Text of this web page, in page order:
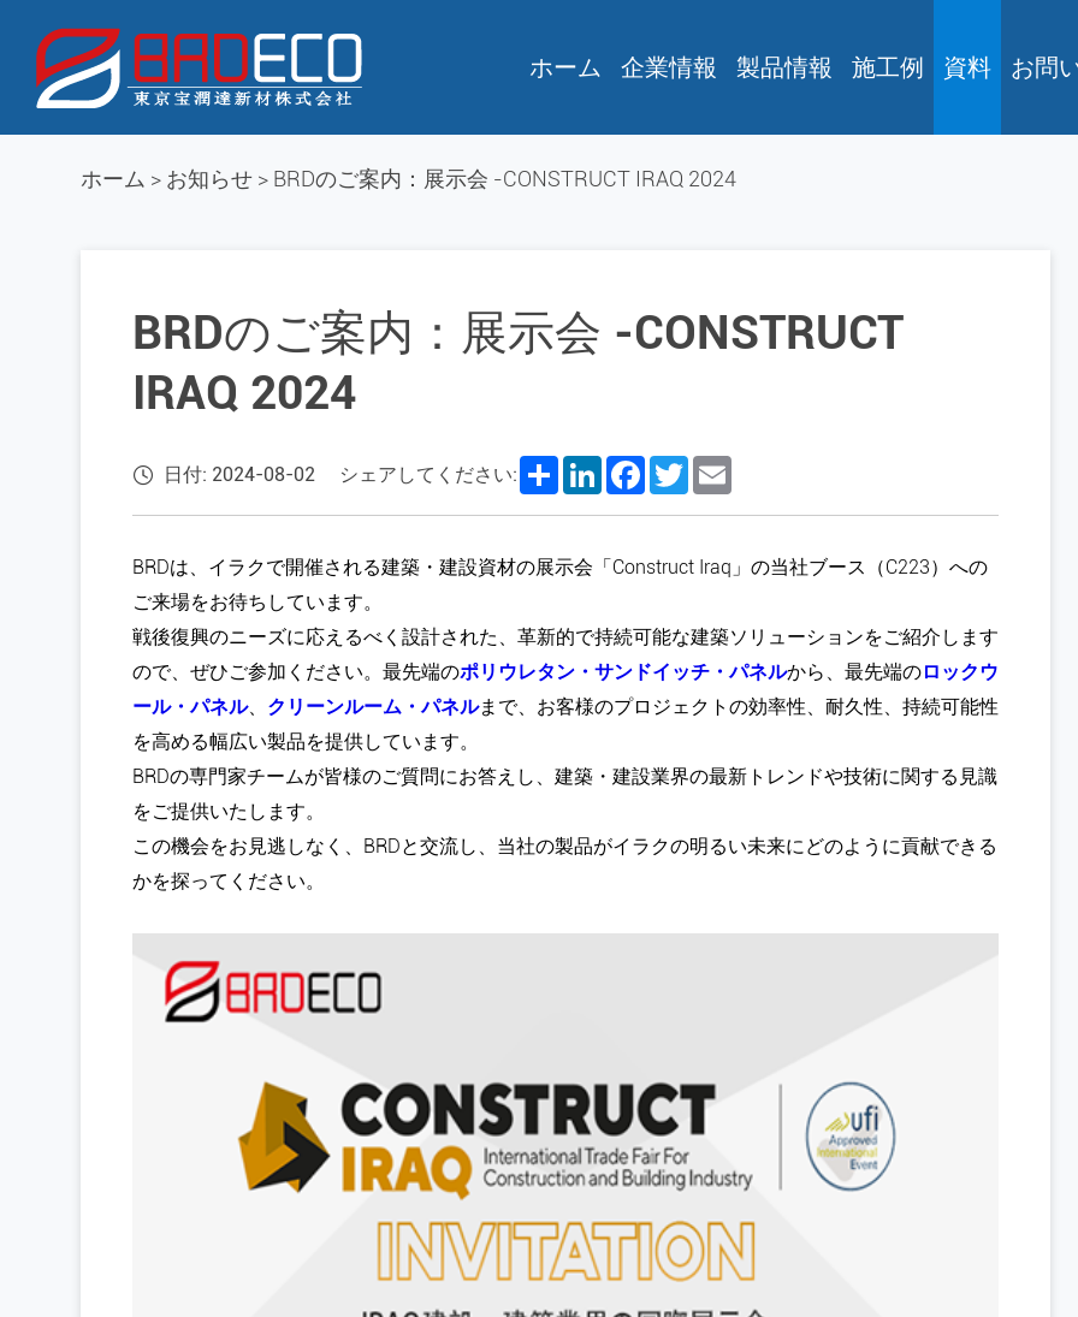
ホーム 企業情報 製品情報 施工例 資料 お問
ホーム > お知らせ > BRDのご案内：展示会 -CONSTRUCT IRAQ 2024
BRDのご案内：展示会 -CONSTRUCT
IRAQ 2024
日付: 2024-08-02 シェアしてください: ShareLinkedInFacebook
TwitterEmail
BRDは、イラクで開催される建築・建設資材の展示会「Construct Iraq」の当社ブース（C223）への
ご来場をお待ちしています。
戦後復興のニーズに応えるべく設計された、革新的で持続可能な建築ソリューションをご紹介します
ので、ぜひご参加ください。最先端のポリウレタン・サンドイッチ・パネルから、最先端のロックウ
ール・パネル、 クリーンルーム・パネルまで、お客様のプロジェクトの効率性、耐久性、持続可能性
を高める幅広い製品を提供しています。
BRDの専門家チームが皆様のご質問にお答えし、建築・建設業界の最新トレンドや技術に関する見識
をご提供いたします。
この機会をお見逃しなく、BRDと交流し、当社の製品がイラクの明るい未来にどのように貢献できる
かを探ってください。